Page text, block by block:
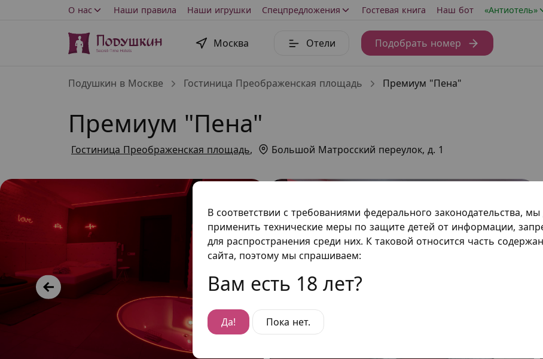
В соответствии с требованиями федерального законодательства,
применить технические меры по защите детей от информации,
для распространения среди них. К таковой относится часть
сайта, поэтому мы спрашиваем:
Вам есть 18 лет?
Да! Пока нет.
О нас Наши правила Наши игрушки Спецпредложения Гостевая книга Наш бот «Антиотель»
Москва Отели Подобрать номер
Подушкин в Москве Гостиница Преображенская площадь Премиум "Пена"
Премиум "Пена"
Гостиница Преображенская площадь, Большой Матросский переулок, д. 1